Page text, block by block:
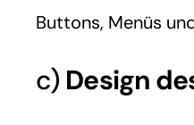
Buttons, Menüs
c) Design